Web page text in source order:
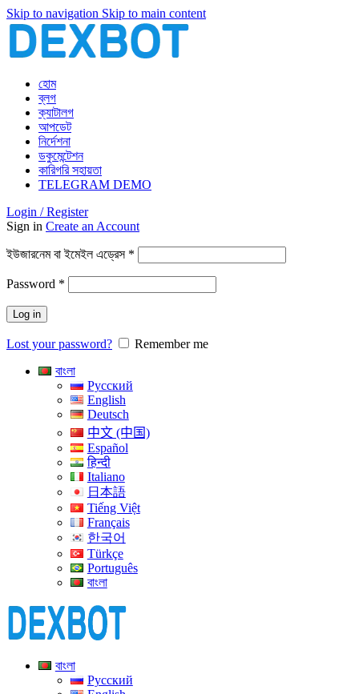
Skip to navigation Skip to main content
হোম
ব্লগ
ক্যাটালগ
আপডেট
নির্দেশনা
ডকুমেন্টেশন
কারিগরি সহায়তা
TELEGRAM DEMO
Login / Register
Sign in Create an Account
ইউজারনেম বা ইমেইল এড্রেস *
Password *
Log in
Lost your password?
Remember me
বাংলা
Русский
English
Deutsch
中文 (中国)
Español
हिन्दी
Italiano
日本語
Tiếng Việt
Français
한국어
Türkçe
Português
বাংলা
বাংলা
Русский